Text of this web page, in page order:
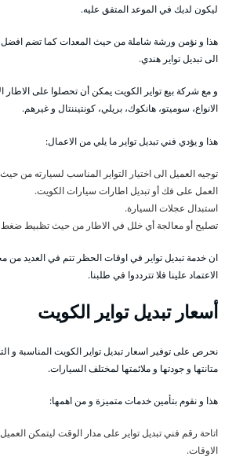
ليكون لديك في الموعد المتفق عليه.
هذا و نؤمن ورشة شاملة من حيث المعدات كما تضم افضل
الى تبديل تواير هندي.
و مع شركة بيع تواير الكويت يمكن أن تحصلوا على
الانواع، سوميتو، هانكوك، بريلي، كونتيننتال و غيرهم.
هذا و يؤدي فني تبديل تواير ما يلي من الاعمال:
توجيه العميل الى اختيار التواير المناسب لسيارته من
العمل على فك أو تبديل اطارات سيارات الكويت.
استبدال عجلات السيارة.
تصليح أو معالجة أي خلل في الاطار من حيث تظبيط ضغط
ان خدمة تبديل تواير في اوقات الحظر تتم في العديد
الاعتماد علينا فلا تترددوا في طلبنا.
أسعار تبديل تواير الكويت
نحرص على توفير اسعار تبديل تواير الكويت المناسبة و
متانتها و جودتها و ملائمتها لمختلف السيارات.
هذا و نقوم بتأمين خدمات متميزة و من اهمها:
اتاحة رقم فني تبديل تواير على مدار الوقت ليتمكن
الاوقات.